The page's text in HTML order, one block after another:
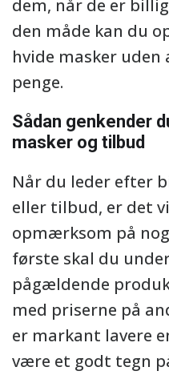
dem, når de er
den måde kan du
hvide masker
penge.
Sådan genkender
masker og tilbud
Når du leder efter
eller tilbud, er det
opmærksom på
første skal du
pågældende
med priserne på
er markant lavere
være et godt tegn